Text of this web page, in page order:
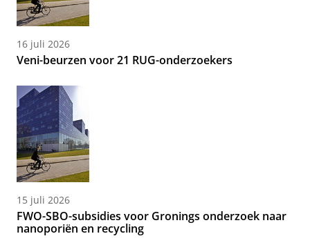
16 juli 2026
Veni-beurzen voor 21 RUG-onderzoekers
15 juli 2026
FWO-SBO-subsidies voor Gronings onderzoek naar
nanoporiën en recycling